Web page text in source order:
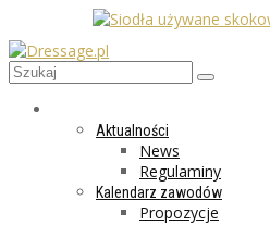
Aktualności
News
Regulaminy
Kalendarz zawodów
Propozycje